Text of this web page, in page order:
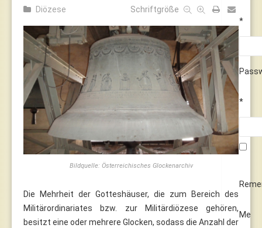
*
*
Me
Diözese Schriftgröße
Bildquelle: Österreichisches Glockenarchiv
Die Mehrheit der Gotteshäuser, die zum Bereich des
Militärordinariates bzw. zur Militärdiözese gehören,
besitzt eine oder mehrere Glocken, sodass die Anzahl der